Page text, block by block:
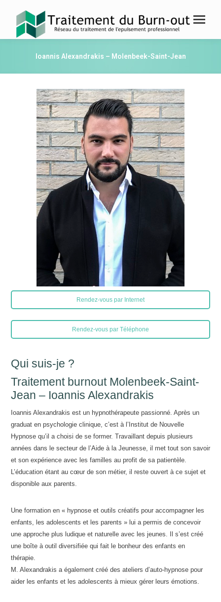
Ioannis Alexandrakis – Molenbeek-Saint-Jean
Qui suis-je ?
Traitement burnout Molenbeek-Saint-
Jean – Ioannis Alexandrakis
Ioannis Alexandrakis est un hypnothérapeute passionné. Après un
graduat en psychologie clinique, c’est à l’Institut de Nouvelle
Hypnose qu’il a choisi de se former. Travaillant depuis plusieurs
années dans le secteur de l’Aide à la Jeunesse, il met tout son savoir
et son expérience avec les familles au profit de sa patientèle.
L’éducation étant au cœur de son métier, il reste ouvert à ce sujet et
disponible aux parents.
Une formation en « hypnose et outils créatifs pour accompagner les
enfants, les adolescents et les parents » lui a permis de concevoir
une approche plus ludique et naturelle avec les jeunes. Il s’est créé
une boîte à outil diversifiée qui fait le bonheur des enfants en
thérapie.
M. Alexandrakis a également créé des ateliers d’auto-hypnose pour
aider les enfants et les adolescents à mieux gérer leurs émotions.
Rendez-vous par Internet
Rendez-vous par Téléphone